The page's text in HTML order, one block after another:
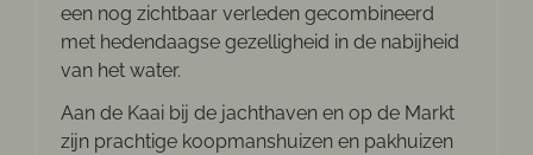
een nog zichtbaar verleden gecombineerd
met hedendaagse gezelligheid in de nabijheid
van het water.
Aan de Kaai bij de jachthaven en op de Markt
zijn prachtige koopmanshuizen en pakhuizen